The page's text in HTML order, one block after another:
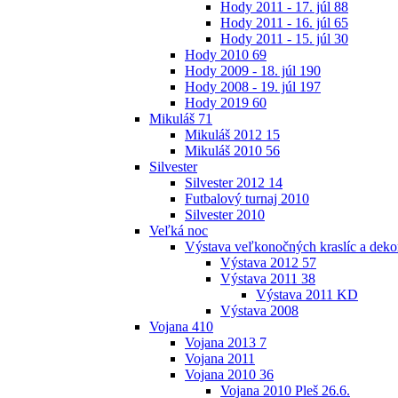
Hody 2011 - 17. júl 88
Hody 2011 - 16. júl 65
Hody 2011 - 15. júl 30
Hody 2010 69
Hody 2009 - 18. júl 190
Hody 2008 - 19. júl 197
Hody 2019 60
Mikuláš 71
Mikuláš 2012 15
Mikuláš 2010 56
Silvester
Silvester 2012 14
Futbalový turnaj 2010
Silvester 2010
Veľká noc
Výstava veľkonočných kraslíc a
Výstava 2012 57
Výstava 2011 38
Výstava 2011 KD
Výstava 2008
Vojana 410
Vojana 2013 7
Vojana 2011
Vojana 2010 36
Vojana 2010 Pleš 26.6.